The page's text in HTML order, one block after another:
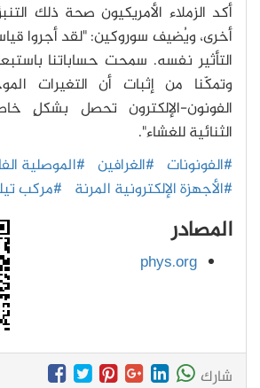
أكد الزملاء الأمريكيون صحة ذلك
أخرى، ويُضيف سوروكين: "لقد أجروا
التأثير نفسه. سمحت حساباتنا
وتمكّنا من إثبات أن التغيرات
الفونون-الإلكترون تحصل بشكلٍ
الثنائية للغشاء".
#الفونونات #الغرافين #الموصلية
#الأجهزة الإلكترونية المرنة #مركب
المصادر
phys.org
شارك